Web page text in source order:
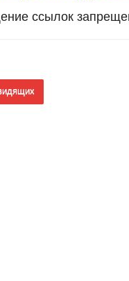
ссылок